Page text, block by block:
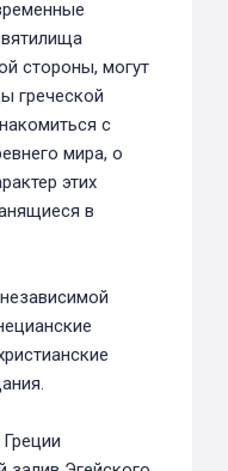
стороны, могут
греческой
с
мира, о
этих
в